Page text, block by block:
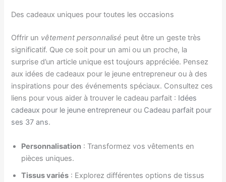
Des cadeaux uniques pour toutes les occasions
Offrir un vêtement personnalisé peut être un geste très
significatif. Que ce soit pour un ami ou un proche, la
surprise d’un article unique est toujours appréciée. Pensez
aux idées de cadeaux pour le jeune entrepreneur ou à des
inspirations pour des événements spéciaux. Consultez ces
liens pour vous aider à trouver le cadeau parfait : Idées
cadeaux pour le jeune entrepreneur ou Cadeau parfait pour
ses 37 ans.
Personnalisation : Transformez vos vêtements en
pièces uniques.
Tissus variés : Explorez différentes options de tissus